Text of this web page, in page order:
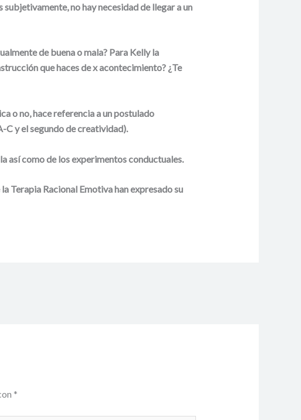
no hay necesidad de llegar a un
de buena o mala? Para Kelly la
que haces de x acontecimiento? ¿Te
o no, hace referencia a un postulado
C y el segundo de creatividad).
así como de los experimentos conductuales.
Terapia Racional Emotiva han expresado su
*